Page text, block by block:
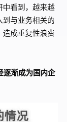
中看到，越来越
到与业务相关的
造成重复性浪费
逐渐成为国内企